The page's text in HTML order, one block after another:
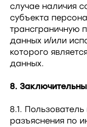
случае наличия
субъекта
трансграничную
данных и/или
которого
данных.
8.
8.1.
разъяснения по